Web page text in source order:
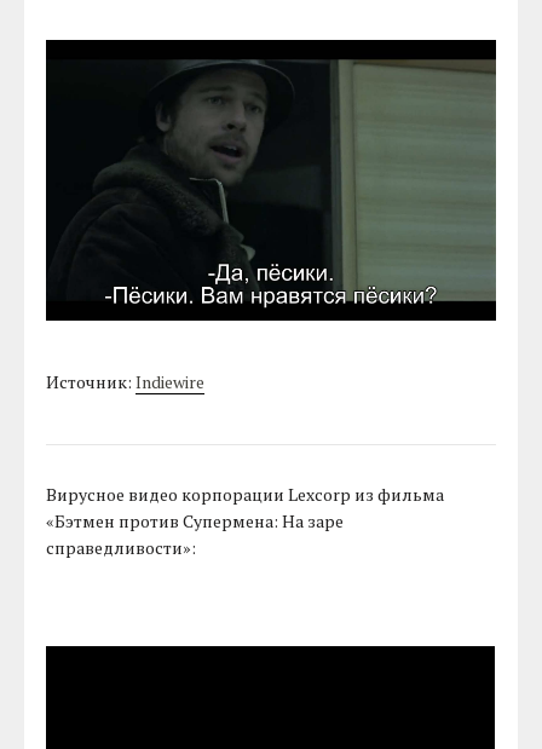
Источник:Indiewire
Вирусное видео корпорации Lexcorp из фильма
«Бэтмен против Супермена: На заре
справедливости»: